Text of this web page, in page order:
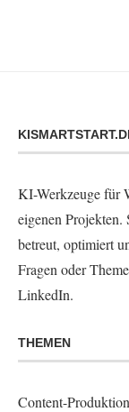
KI-Werkzeuge für
eigenen Projekten.
betreut, optimiert
Fragen oder
LinkedIn.
THEMEN
Content-Produktion